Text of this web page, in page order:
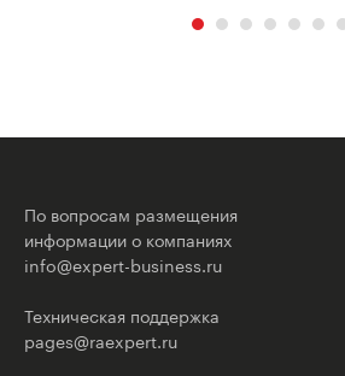
По вопросам размещения
информации о компаниях
info@expert-business.ru
Техническая поддержка
pages@raexpert.ru